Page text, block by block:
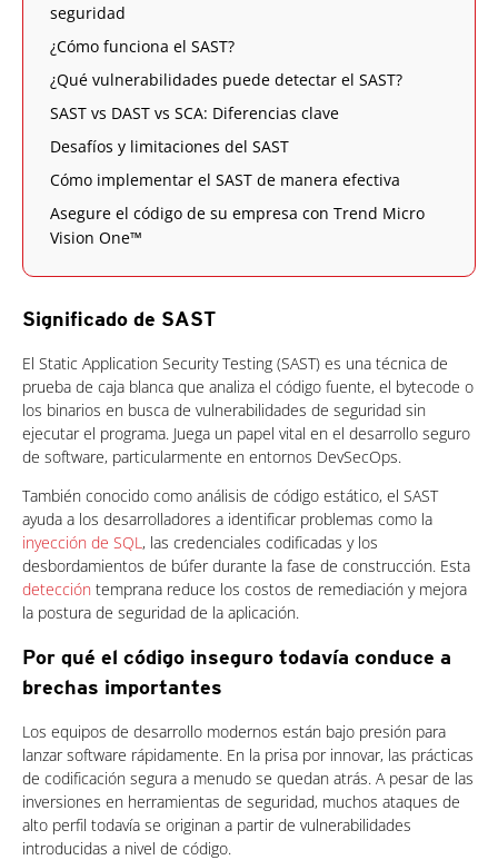
seguridad
¿Cómo funciona el SAST?
¿Qué vulnerabilidades puede detectar el SAST?
SAST vs DAST vs SCA: Diferencias clave
Desafíos y limitaciones del SAST
Cómo implementar el SAST de manera efectiva
Asegure el código de su empresa con Trend Micro
Vision One™
Significado de SAST
El Static Application Security Testing (SAST) es una técnica de
prueba de caja blanca que analiza el código fuente, el bytecode o
los binarios en busca de vulnerabilidades de seguridad sin
ejecutar el programa. Juega un papel vital en el desarrollo seguro
de software, particularmente en entornos DevSecOps.
También conocido como análisis de código estático, el SAST
ayuda a los desarrolladores a identificar problemas como la
inyección de SQL, las credenciales codificadas y los
desbordamientos de búfer durante la fase de construcción. Esta
detección temprana reduce los costos de remediación y mejora
la postura de seguridad de la aplicación.
Por qué el código inseguro todavía conduce a
brechas importantes
Los equipos de desarrollo modernos están bajo presión para
lanzar software rápidamente. En la prisa por innovar, las prácticas
de codificación segura a menudo se quedan atrás. A pesar de las
inversiones en herramientas de seguridad, muchos ataques de
alto perfil todavía se originan a partir de vulnerabilidades
introducidas a nivel de código.